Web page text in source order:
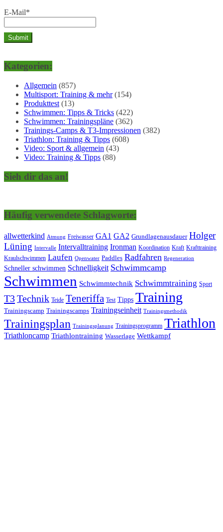
E-Mail*
Kategorien:
Allgemein (857)
Multisport: Training & mehr(154)
Produkttest (13)
Schwimmen: Tipps & Tricks (422)
Schwimmen: Trainingspläne (362)
Trainings-Camps & T3-Impressionen (382)
Triathlon: Training & Tipps (608)
Video: Sport & allgemein (43)
Video: Training & Tipps (88)
Sieh dir das an!
Häufig verwendete Schlagworte:
allwetterkind Atmung Freiwasser GA1 GA2 Grundlagenausdauer Holger
Lüning Intervalle Intervalltraining Ironman Koordination Kraft Krafttraining
Kraulschwimmen Laufen Openwater Paddles Radfahren Regeneration
Schneller schwimmen Schnelligkeit Schwimmcamp
Schwimmen Schwimmtechnik Schwimmtraining Sport
T3Technik Teide Teneriffa Test Tipps Training
Trainingscamp Trainingscamps Trainingseinheit Trainingsmethodik
Trainingsplan Trainingsplanung Trainingsprogramm Triathlon
Triathloncamp Triathlontraining Wasserlage Wettkampf